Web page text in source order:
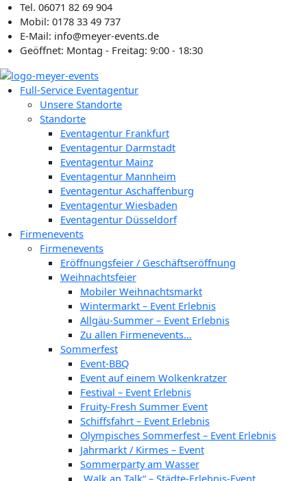
Zum
Inhalt
springen
Tel. 06071 82 69 904
Mobil: 0178 33 49 737
E-Mail: info@meyer-events.de
Geöffnet: Montag - Freitag: 9:00 - 18:30
Full-Service Eventagentur
Unsere Standorte
Standorte
Eventagentur Frankfurt
Eventagentur Darmstadt
Eventagentur Mainz
Eventagentur Mannheim
Eventagentur Aschaffenburg
Eventagentur Wiesbaden
Eventagentur Düsseldorf
Firmenevents
Firmenevents
Eröffnungsfeier / Geschäftseröffnung
Weihnachtsfeier
Mobiler Weihnachtsmarkt
Wintermarkt – Event Erlebnis
Allgäu-Summer – Event Erlebnis
Zu allen Firmenevents…
Sommerfest
Event-BBQ
Event auf einem Wolkenkratzer
Festival – Event Erlebnis
Fruity-Fresh Summer Event
Schiffsfahrt – Event Erlebnis
Olympisches Sommerfest – Event Erlebnis
Jahrmarkt / Kirmes – Event
Sommerparty am Wasser